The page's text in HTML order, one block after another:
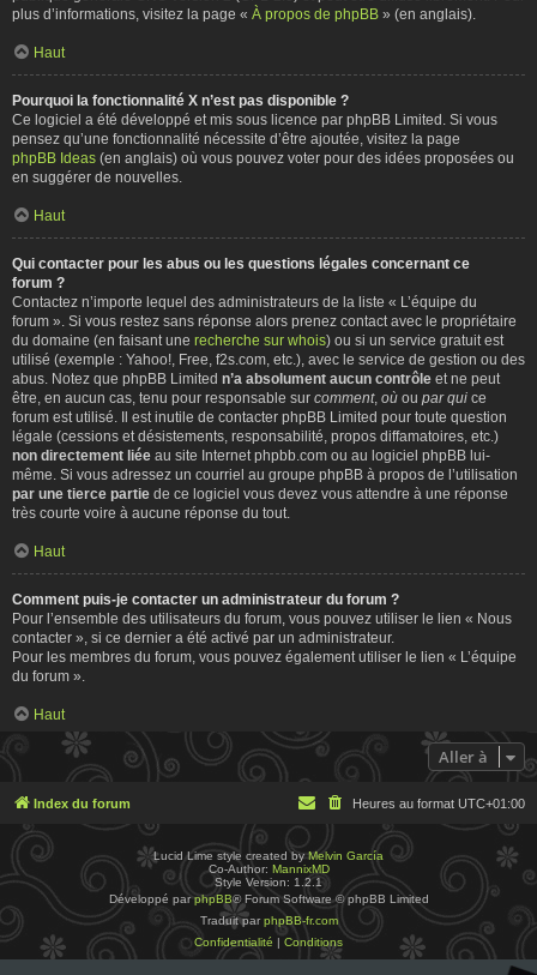
plus d’informations, visitez la page « À propos de phpBB » (en anglais).
Haut
Pourquoi la fonctionnalité X n’est pas disponible ?
Ce logiciel a été développé et mis sous licence par phpBB Limited. Si vous
pensez qu’une fonctionnalité nécessite d’être ajoutée, visitez la page
phpBB Ideas (en anglais) où vous pouvez voter pour des idées proposées ou
en suggérer de nouvelles.
Haut
Qui contacter pour les abus ou les questions légales concernant ce
forum ?
Contactez n’importe lequel des administrateurs de la liste « L’équipe du
forum ». Si vous restez sans réponse alors prenez contact avec le propriétaire
du domaine (en faisant une recherche sur whois) ou si un service gratuit est
utilisé (exemple : Yahoo!, Free, f2s.com, etc.), avec le service de gestion ou des
abus. Notez que phpBB Limited n’a absolument aucun contrôle et ne peut
être, en aucun cas, tenu pour responsable sur comment, où ou par qui ce
forum est utilisé. Il est inutile de contacter phpBB Limited pour toute question
légale (cessions et désistements, responsabilité, propos diffamatoires, etc.)
non directement liée au site Internet phpbb.com ou au logiciel phpBB lui-
même. Si vous adressez un courriel au groupe phpBB à propos de l’utilisation
par une tierce partie de ce logiciel vous devez vous attendre à une réponse
très courte voire à aucune réponse du tout.
Haut
Comment puis-je contacter un administrateur du forum ?
Pour l’ensemble des utilisateurs du forum, vous pouvez utiliser le lien « Nous
contacter », si ce dernier a été activé par un administrateur.
Pour les membres du forum, vous pouvez également utiliser le lien « L’équipe
du forum ».
Haut
Aller à
Index du forum Heures au format UTC+01:00
Lucid Lime style created byMelvin García
Co-Author: MannixMD
Style Version: 1.2.1
Développé parphpBB® Forum Software © phpBB Limited
Traduit par phpBB-fr.com
Confidentialité | Conditions